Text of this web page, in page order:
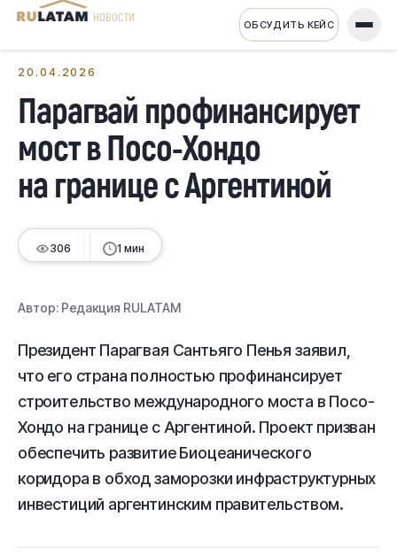
НОВОСТИ ОБСУДИТЬ КЕЙС
20.04.2026
Парагвай профинансирует
мост в Посо-Хондо
на границе с Аргентиной
306 1 мин
Автор: Редакция RULATAM
Президент Парагвая Сантьяго Пенья заявил,
что его страна полностью профинансирует
строительство международного моста в Посо-
Хондо на границе с Аргентиной. Проект призван
обеспечить развитие Биоцеанического
коридора в обход заморозки инфраструктурных
инвестиций аргентинским правительством.